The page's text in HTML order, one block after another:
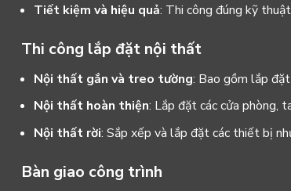
Tiết kiệm và hiệu quả: Thi công đúng kỹ
Thi công lắp đặt nội thất
Nội thất gắn và treo tường: Bao gồm lắp
Nội thất hoàn thiện: Lắp đặt các cửa phòng,
Nội thất rời: Sắp xếp và lắp đặt các thiết bị
Bàn giao công trình